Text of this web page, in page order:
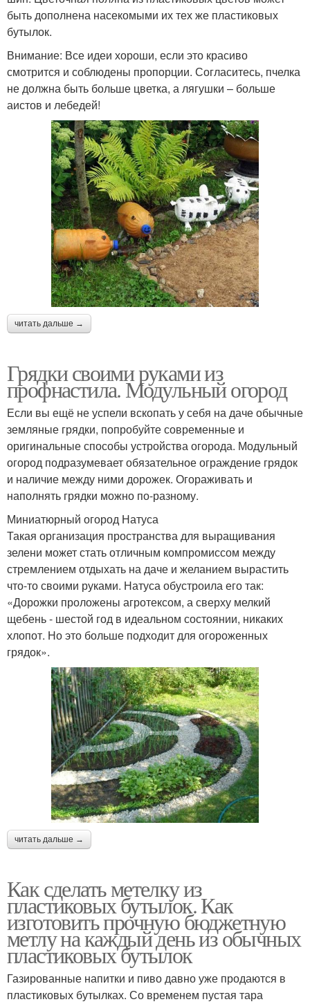
быть дополнена насекомыми их тех же пластиковых
бутылок.
Внимание: Все идеи хороши, если это красиво
смотрится и соблюдены пропорции. Согласитесь, пчелка
не должна быть больше цветка, а лягушки – больше
аистов и лебедей!
читать дальше →
Грядки своими руками из
профнастила. Модульный огород
Если вы ещё не успели вскопать у себя на даче обычные
земляные грядки, попробуйте современные и
оригинальные способы устройства огорода. Модульный
огород подразумевает обязательное ограждение грядок
и наличие между ними дорожек. Огораживать и
наполнять грядки можно по-разному.
Миниатюрный огород Натуса
Такая организация пространства для выращивания
зелени может стать отличным компромиссом между
стремлением отдыхать на даче и желанием вырастить
что-то своими руками. Натуса обустроила его так:
«Дорожки проложены агротексом, а сверху мелкий
щебень - шестой год в идеальном состоянии, никаких
хлопот. Но это больше подходит для огороженных
грядок».
читать дальше →
Как сделать метелку из
пластиковых бутылок. Как
изготовить прочную бюджетную
метлу на каждый день из обычных
пластиковых бутылок
Газированные напитки и пиво давно уже продаются в
пластиковых бутылках. Со временем пустая тара